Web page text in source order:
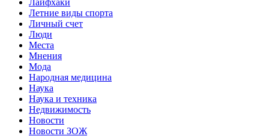
Летние виды спорта
Личный счет
Люди
Места
Мнения
Мода
Народная медицина
Наука
Наука и техника
Недвижимость
Новости
Новости ЗОЖ